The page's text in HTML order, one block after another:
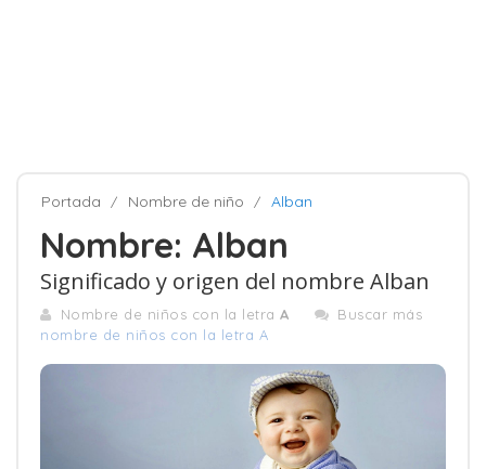
Portada Nombre de niño Alban
Nombre: Alban
Significado y origen del nombre Alban
Nombre de niños con la letra A
Buscar más
nombre de niños con la letra A